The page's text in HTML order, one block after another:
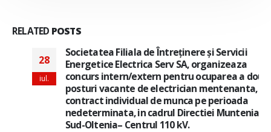
RELATED POSTS
Societatea Filiala de Întreţinere şi Servicii
Energetice Electrica Serv SA, organizeaza
concurs intern/extern pentru ocuparea a doua
posturi vacante de electrician mentenanta, cu
contract individual de munca pe perioada
nedeterminata, in cadrul Directiei Muntenia
Sud-Oltenia– Centrul 110 kV.